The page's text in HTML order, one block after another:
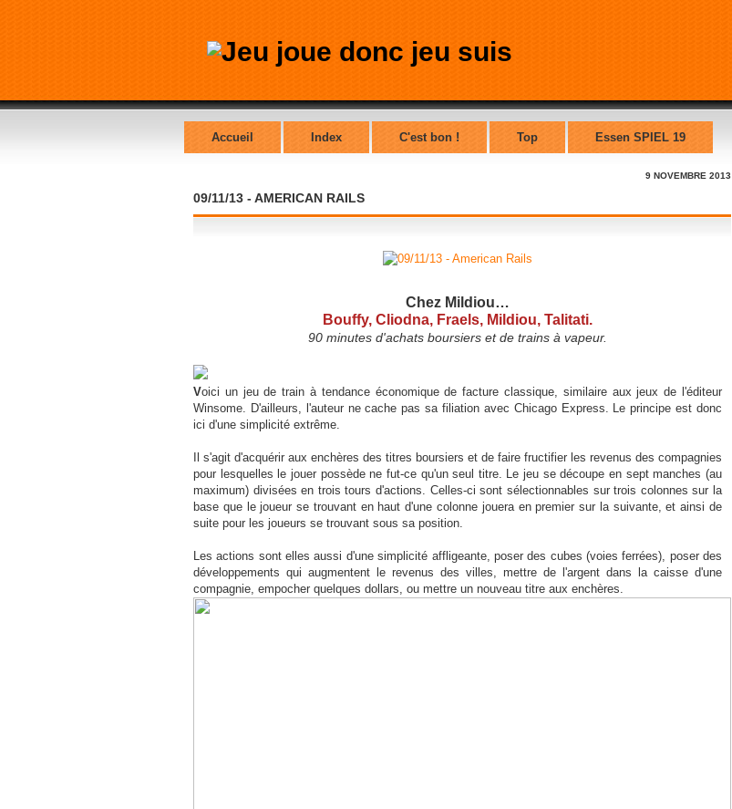
Accueil Index C'est bon ! Top Essen SPIEL 19
9 NOVEMBRE 2013
09/11/13 - AMERICAN RAILS
Chez Mildiou…
Bouffy, Cliodna, Fraels, Mildiou, Talitati.
90 minutes d'achats boursiers et de trains à vapeur.
Voici un jeu de train à tendance économique de facture classique, similaire aux jeux de l'éditeur
Winsome. D'ailleurs, l'auteur ne cache pas sa filiation avec Chicago Express. Le principe est donc
ici d'une simplicité extrême.
Il s'agit d'acquérir aux enchères des titres boursiers et de faire fructifier les revenus des compagnies
pour lesquelles le jouer possède ne fut-ce qu'un seul titre. Le jeu se découpe en sept manches (au
maximum) divisées en trois tours d'actions. Celles-ci sont sélectionnables sur trois colonnes sur la
base que le joueur se trouvant en haut d'une colonne jouera en premier sur la suivante, et ainsi de
suite pour les joueurs se trouvant sous sa position.
Les actions sont elles aussi d'une simplicité affligeante, poser des cubes (voies ferrées), poser des
développements qui augmentent le revenus des villes, mettre de l'argent dans la caisse d'une
compagnie, empocher quelques dollars, ou mettre un nouveau titre aux enchères.